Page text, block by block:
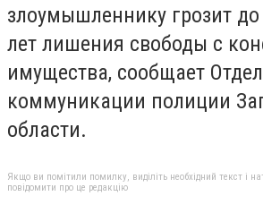
злоумышленнику грозит
лет лишения свободы с
имущества, сообщает Отдел
коммуникации полиции
области.
Якщо ви помітили помилку, виділіть необхідний текст і
повідомити про це редакцію